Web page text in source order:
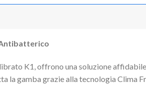
K1, offrono una soluzione
la gamba grazie alla tecnologia Clima